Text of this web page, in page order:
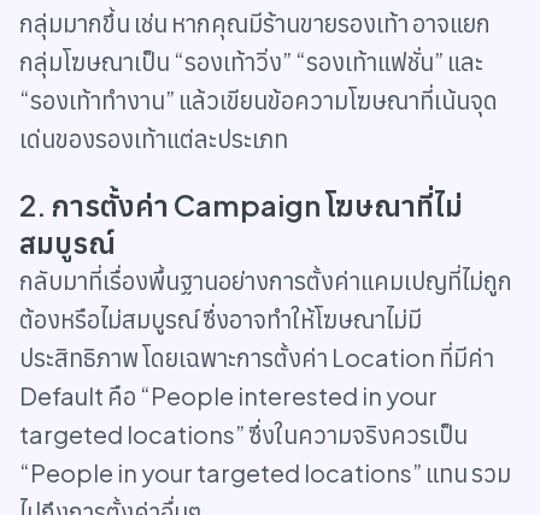
กลุ่มมากขึ้น เช่น หากคุณมีร้านขายรองเท้า อาจแยก
กลุ่มโฆษณาเป็น “รองเท้าวิ่ง” “รองเท้าแฟชั่น” และ
“รองเท้าทำงาน” แล้วเขียนข้อความโฆษณาที่เน้นจุด
เด่นของรองเท้าแต่ละประเภท
2. การตั้งค่า Campaign โฆษณาที่ไม่
สมบูรณ์
กลับมาที่เรื่องพื้นฐานอย่างการตั้งค่าแคมเปญที่ไม่ถูก
ต้องหรือไม่สมบูรณ์ ซึ่งอาจทำให้โฆษณาไม่มี
ประสิทธิภาพ โดยเฉพาะการตั้งค่า Location ที่มีค่า
Default คือ “People interested in your
targeted locations” ซึ่งในความจริงควรเป็น
“People in your targeted locations” แทน รวม